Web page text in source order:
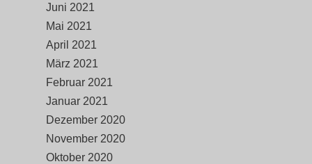
Juni 2021
Mai 2021
April 2021
März 2021
Februar 2021
Januar 2021
Dezember 2020
November 2020
Oktober 2020